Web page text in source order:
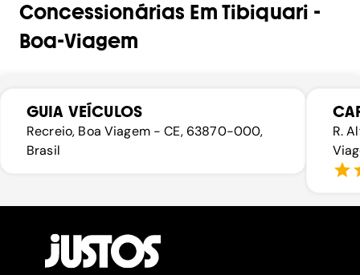
Concessionárias Em Tibiquari -
Boa-Viagem
GUIA VEÍCULOS
Recreio, Boa Viagem - CE, 63870-000,
Brasil
R.